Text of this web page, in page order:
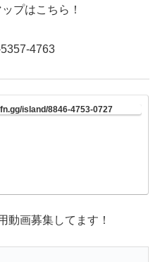
プはこちら！
4763
island/8846-4753-0727
動画募集してます！